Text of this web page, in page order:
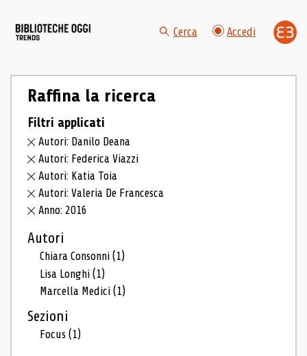
Cerca Accedi
Raffina la ricerca
Filtri applicati
Autori: Danilo Deana
Autori: Federica Viazzi
Autori: Katia Toia
Autori: Valeria De Francesca
Anno: 2016
Autori
Chiara Consonni(1)
Lisa Longhi(1)
Marcella Medici(1)
Sezioni
Focus(1)